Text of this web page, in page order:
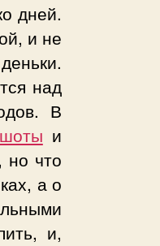
дней.
и не
над
В
и
но что
а о
и,